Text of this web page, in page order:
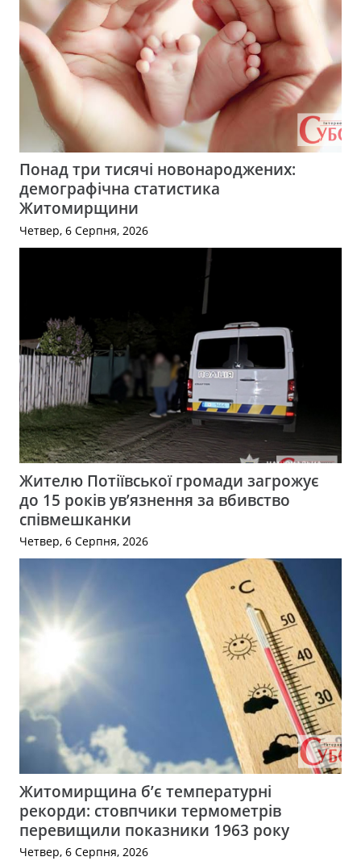
Понад три тисячі новонароджених:
демографічна статистика
Житомирщини
Четвер, 6 Серпня, 2026
Жителю Потіївської громади загрожує
до 15 років ув’язнення за вбивство
співмешканки
Четвер, 6 Серпня, 2026
Житомирщина б’є температурні
рекорди: стовпчики термометрів
перевищили показники 1963 року
Четвер, 6 Серпня, 2026